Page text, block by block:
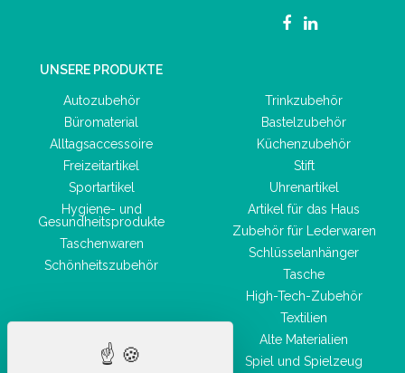
UNSERE PRODUKTE
Autozubehör
Büromaterial
Alltagsaccessoire
Freizeitartikel
Sportartikel
Hygiene- und
Gesundheitsprodukte
Taschenwaren
Schönheitszubehör
Trinkzubehör
Bastelzubehör
Küchenzubehör
Stift
Uhrenartikel
Artikel für das Haus
Zubehör für Lederwaren
Schlüsselanhänger
Tasche
High-Tech-Zubehör
Textilien
Alte Materialien
Spiel und Spielzeug